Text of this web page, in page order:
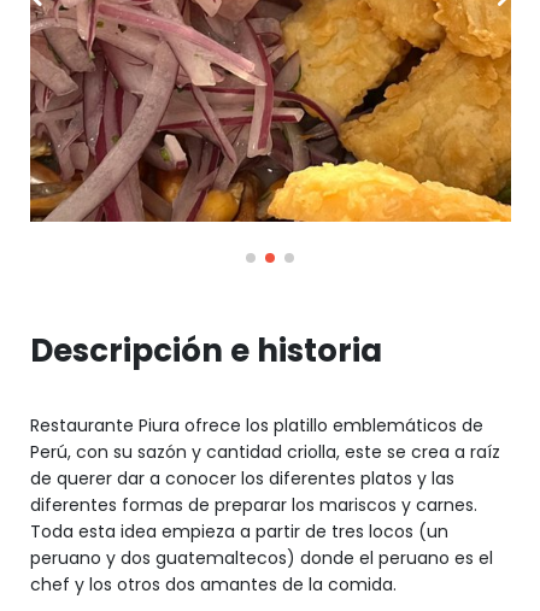
Descripción e historia
Restaurante Piura ofrece los platillo emblemáticos de
Perú, con su sazón y cantidad criolla, este se crea a raíz
de querer dar a conocer los diferentes platos y las
diferentes formas de preparar los mariscos y carnes.
Toda esta idea empieza a partir de tres locos (un
peruano y dos guatemaltecos) donde el peruano es el
chef y los otros dos amantes de la comida.